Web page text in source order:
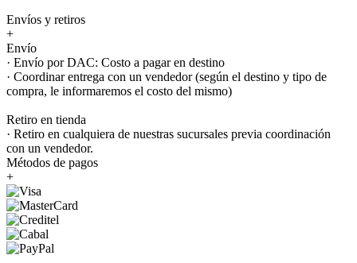
Envíos y retiros
+
Envío
· Envío por DAC: Costo a pagar en destino
· Coordinar entrega con un vendedor (según el destino y tipo de
compra, le informaremos el costo del mismo)
Retiro en tienda
· Retiro en cualquiera de nuestras sucursales previa coordinación
con un vendedor.
Métodos de pagos
+